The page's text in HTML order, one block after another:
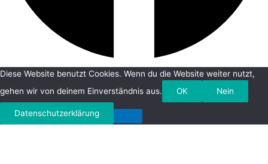
Diese Website benutzt Cookies. Wenn du die Website weiter nutzt,
gehen wir von deinem Einverständnis aus.
OK Nein
Datenschutzerklärung